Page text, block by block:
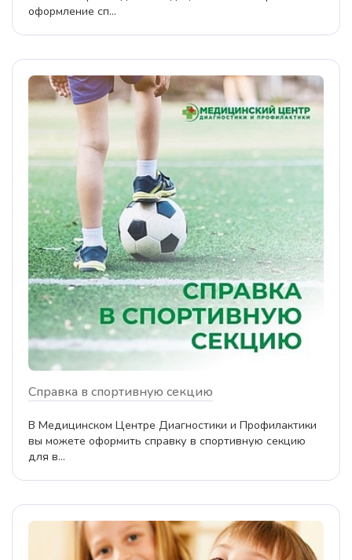
оформление сп...
Справка в спортивную секцию
В Медицинском Центре Диагностики и Профилактики
вы можете оформить справку в спортивную секцию
для в...